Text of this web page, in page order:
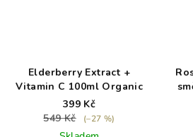
Elderberry Extract +
Vitamin C 100ml Organic
399 Kč
549 Kč
(–27 %)